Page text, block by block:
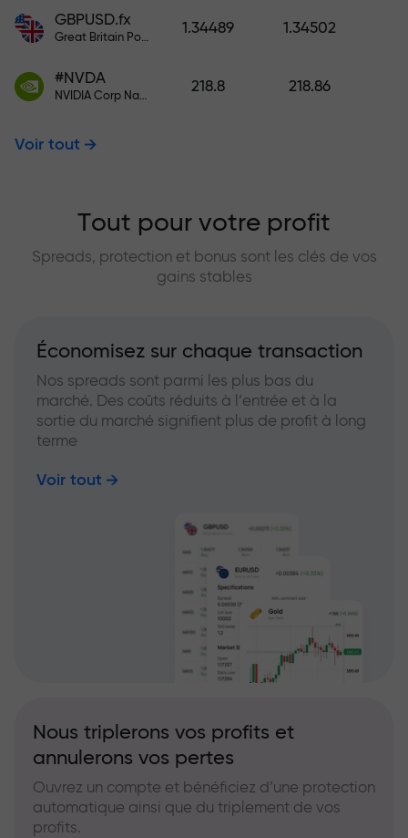
GBPUSD.fx
Great Britain Pound vs US Dollar
1.34489 1.34502
#NVDA
NVIDIA Corp Nasdaq Stock Exchange (Nasdaq) USD
218.8 218.86
Voir tout
Tout pour votre profit
Spreads, protection et bonus sont les clés de vos
gains stables
Économisez sur chaque transaction
Nos spreads sont parmi les plus bas du
marché. Des coûts réduits à l’entrée et à la
sortie du marché signifient plus de profit à long
terme
Voir tout
Nous triplerons vos profits et
annulerons vos pertes
Ouvrez un compte et bénéficiez d’une protection
automatique ainsi que du triplement de vos
profits.